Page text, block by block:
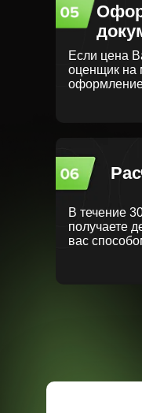
Если цена
оценщик на
В течение
получаете
вас